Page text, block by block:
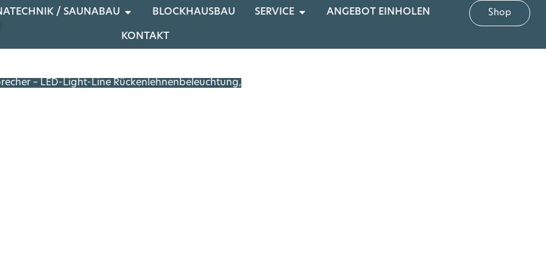
/ SAUNABAU BLOCKHAUSBAU SERVICE ANGEBOT EINHOLEN
KONTAKT
Shop
– LED-Light-Line Rückenlehnenbeleuchtung,